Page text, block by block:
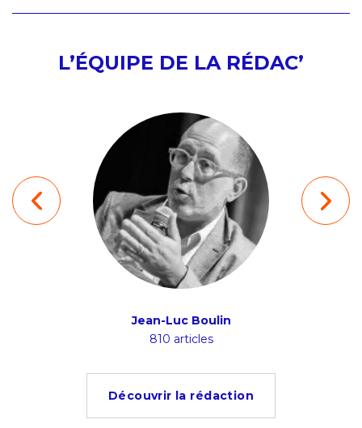
L’ÉQUIPE DE LA RÉDAC’
Jean-Luc Boulin
810 articles
Découvrir la rédaction